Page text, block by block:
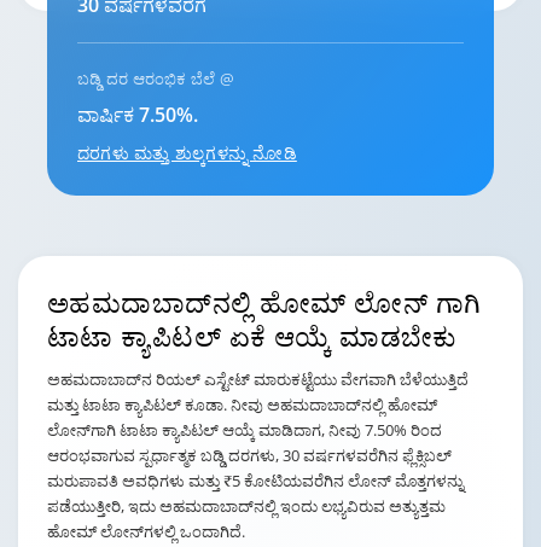
ಬಡ್ಡಿ ದರ ಆರಂಭಿಕ ಬೆಲೆ @
ವಾರ್ಷಿಕ 7.50%.
ದರಗಳು ಮತ್ತು ಶುಲ್ಕಗಳನ್ನು ನೋಡಿ
ಅಹಮದಾಬಾದ್‌ನಲ್ಲಿ ಹೋಮ್ ಲೋನ್ಗಾಗಿ
ಟಾಟಾ ಕ್ಯಾಪಿಟಲ್ ಏಕೆ ಆಯ್ಕೆ ಮಾಡಬೇಕು
ಅಹಮದಾಬಾದ್‌ನ ರಿಯಲ್ ಎಸ್ಟೇಟ್ ಮಾರುಕಟ್ಟೆಯು ವೇಗವಾಗಿ ಬೆಳೆಯುತ್ತಿದೆ
ಮತ್ತು ಟಾಟಾ ಕ್ಯಾಪಿಟಲ್ ಕೂಡಾ. ನೀವು ಅಹಮದಾಬಾದ್‌ನಲ್ಲಿ ಹೋಮ್
ಲೋನ್‌ಗಾಗಿ ಟಾಟಾ ಕ್ಯಾಪಿಟಲ್ ಆಯ್ಕೆ ಮಾಡಿದಾಗ, ನೀವು 7.50% ರಿಂದ
ಆರಂಭವಾಗುವ ಸ್ಪರ್ಧಾತ್ಮಕ ಬಡ್ಡಿ ದರಗಳು, 30 ವರ್ಷಗಳವರೆಗಿನ ಫ್ಲೆಕ್ಸಿಬಲ್
ಮರುಪಾವತಿ ಅವಧಿಗಳು ಮತ್ತು ₹5 ಕೋಟಿಯವರೆಗಿನ ಲೋನ್ ಮೊತ್ತಗಳನ್ನು
ಪಡೆಯುತ್ತೀರಿ, ಇದು ಅಹಮದಾಬಾದ್‌ನಲ್ಲಿ ಇಂದು ಲಭ್ಯವಿರುವ ಅತ್ಯುತ್ತಮ
ಹೋಮ್ ಲೋನ್‌ಗಳಲ್ಲಿ ಒಂದಾಗಿದೆ.